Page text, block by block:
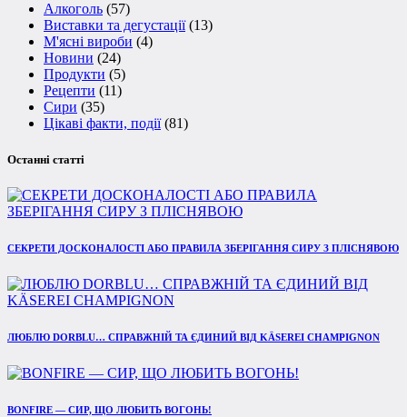
Алкоголь (57)
Виставки та дегустації(13)
М'ясні вироби (4)
Новини (24)
Продукти (5)
Рецепти (11)
Сири (35)
Цікаві факти, події(81)
Останні статті
СЕКРЕТИ ДОСКОНАЛОСТІ АБО ПРАВИЛА ЗБЕРІГАННЯ СИРУ З ПЛІСНЯВОЮ
ЛЮБЛЮ DORBLU… СПРАВЖНІЙ ТА ЄДИНИЙ ВІД KÄSEREI CHAMPIGNON
BONFIRE — СИР, ЩО ЛЮБИТЬ ВОГОНЬ!